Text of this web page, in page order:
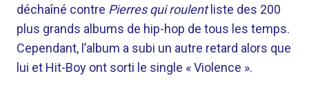
déchaîné contre Pierres qui roulentliste des 200
plus grands albums de hip-hop de tous les temps.
Cependant, l’album a subi un autre retard alors que
lui et Hit-Boy ont sorti le single « Violence ».